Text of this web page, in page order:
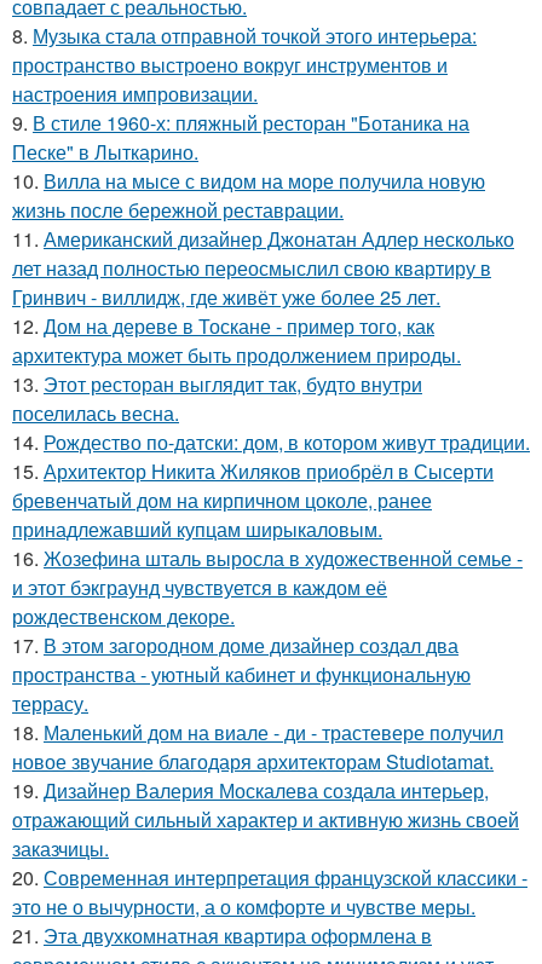
совпадает с реальностью.
8. Музыка стала отправной точкой этого интерьера:
пространство выстроено вокруг инструментов и
настроения импровизации.
9. В стиле 1960-х: пляжный ресторан "Ботаника на
Песке" в Лыткарино.
10. Вилла на мысе с видом на море получила новую
жизнь после бережной реставрации.
11. Американский дизайнер Джонатан Адлер несколько
лет назад полностью переосмыслил свою квартиру в
Гринвич - виллидж, где живёт уже более 25 лет.
12. Дом на дереве в Тоскане - пример того, как
архитектура может быть продолжением природы.
13. Этот ресторан выглядит так, будто внутри
поселилась весна.
14. Рождество по-датски: дом, в котором живут традиции.
15. Архитектор Никита Жиляков приобрёл в Сысерти
бревенчатый дом на кирпичном цоколе, ранее
принадлежавший купцам ширыкаловым.
16. Жозефина шталь выросла в художественной семье -
и этот бэкграунд чувствуется в каждом её
рождественском декоре.
17. В этом загородном доме дизайнер создал два
пространства - уютный кабинет и функциональную
террасу.
18. Маленький дом на виале - ди - трастевере получил
новое звучание благодаря архитекторам Studiotamat.
19. Дизайнер Валерия Москалева создала интерьер,
отражающий сильный характер и активную жизнь своей
заказчицы.
20. Современная интерпретация французской классики -
это не о вычурности, а о комфорте и чувстве меры.
21. Эта двухкомнатная квартира оформлена в